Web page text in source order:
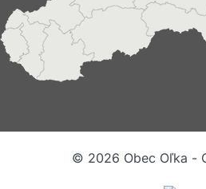
© 2026 Obec Oľka -